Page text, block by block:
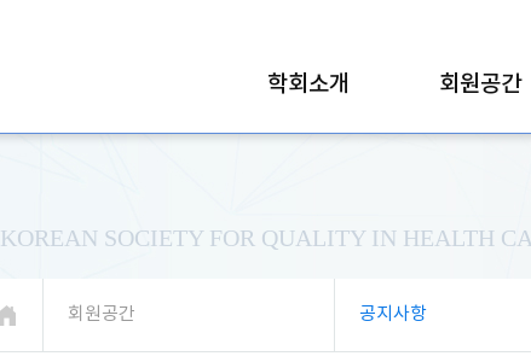
학회소개 회원공간
KOREAN SOCIETY FOR QUALITY IN HEALTH
회원공간 공지사항